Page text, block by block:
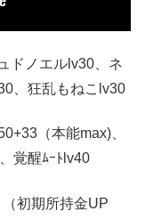
ドノエルlv30、ネ
、狂乱もねこlv30
（本能max)、
覚醒ﾑｰﾄlv40
初期所持金UP